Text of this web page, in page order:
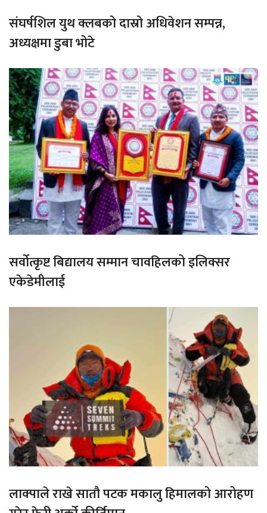
संघर्षशिल युथ क्लबको दास्रो अधिवेशन सम्पन्न,
अध्यक्षमा डुबा भोटे
सर्वोत्कृष्ट बिद्यालय सम्मान चावहिलको इलिक्सर
एकेडेमीलाई
लाक्पाले राखे सातौ पटक मकालु हिमालको आरोहण